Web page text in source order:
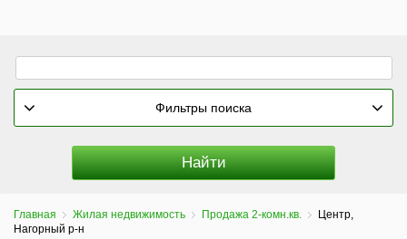
Фильтры поиска
Главная Жилая недвижимость Продажа 2-комн.кв.
Центр,
Нагорный р-н